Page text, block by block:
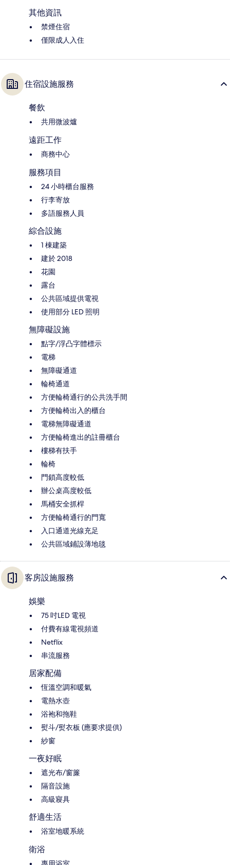
其他資訊
禁煙住宿
僅限成人入住
住宿設施服務
餐飲
共用微波爐
遠距工作
商務中心
服務項目
24 小時櫃台服務
行李寄放
多語服務人員
綜合設施
1 棟建築
建於 2018
花園
露台
公共區域提供電視
使用部分 LED 照明
無障礙設施
點字/浮凸字體標示
電梯
無障礙通道
輪椅通道
方便輪椅通行的公共洗手間
方便輪椅出入的櫃台
電梯無障礙通道
方便輪椅進出的註冊櫃台
樓梯有扶手
輪椅
門鎖高度較低
辦公桌高度較低
馬桶安全抓桿
方便輪椅通行的門寬
入口通道光線充足
公共區域鋪設薄地毯
客房設施服務
娛樂
75 吋LED 電視
付費有線電視頻道
Netflix
串流服務
居家配備
恆溫空調和暖氣
電熱水壺
浴袍和拖鞋
熨斗/熨衣板 (應要求提供)
紗窗
一夜好眠
遮光布/窗簾
隔音設施
高級寢具
舒適生活
浴室地暖系統
衛浴